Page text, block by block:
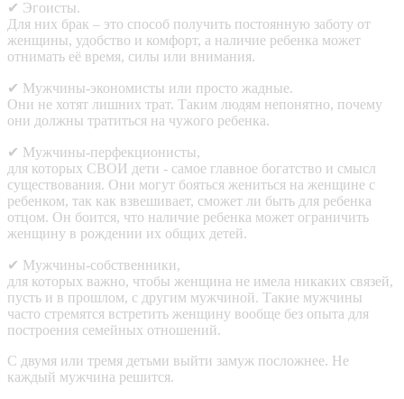
✔ Эгоисты.
Для них брак – это способ получить постоянную заботу от
женщины, удобство и комфорт, а наличие ребенка может
отнимать её время, силы или внимания.
✔ Мужчины-экономисты или просто жадные.
Они не хотят лишних трат. Таким людям непонятно, почему
они должны тратиться на чужого ребенка.
✔ Мужчины-перфекционисты,
для которых СВОИ дети - самое главное богатство и смысл
существования. Они могут бояться жениться на женщине с
ребенком, так как взвешивает, сможет ли быть для ребенка
отцом. Он боится, что наличие ребенка может ограничить
женщину в рождении их общих детей.
✔ Мужчины-собственники,
для которых важно, чтобы женщина не имела никаких связей,
пусть и в прошлом, с другим мужчиной. Такие мужчины
часто стремятся встретить женщину вообще без опыта для
построения семейных отношений.
С двумя или тремя детьми выйти замуж посложнее. Не
каждый мужчина решится.